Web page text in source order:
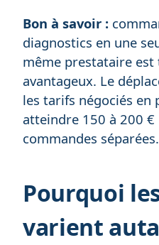
Bon à savoir :
diagnostics en une
même prestataire
avantageux. Le
les tarifs négociés en
atteindre 150 à 200
commandes séparées.
Pourquoi
varient